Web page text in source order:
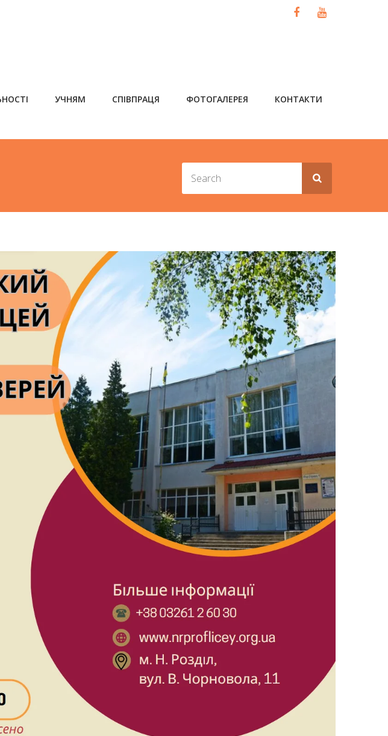
УЧНЯМ СПІВПРАЦЯ ФОТОГАЛЕРЕЯ КОНТАКТИ